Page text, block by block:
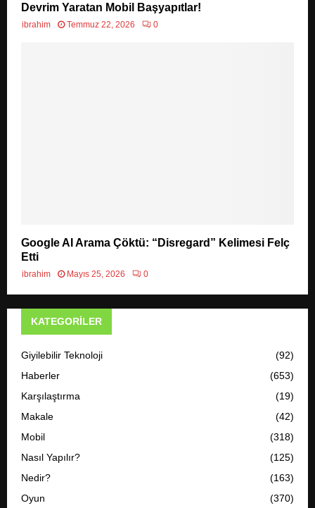
Devrim Yaratan Mobil Başyapıtlar!
ibrahim Temmuz 22, 2026 0
Google AI Arama Çöktü: “Disregard” Kelimesi Felç
Etti
ibrahim Mayıs 25, 2026 0
KATEGORILER
Giyilebilir Teknoloji
(92)
Haberler
(653)
Karşılaştırma
(19)
Makale
(42)
Mobil
(318)
Nasıl Yapılır?
(125)
Nedir?
(163)
Oyun
(370)